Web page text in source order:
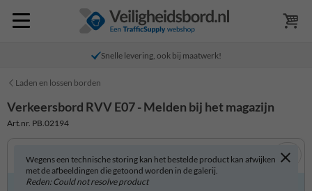
Snelle levering, ook bij maatwerk!
Laden en lossen borden
Verkeersbord RVV E07 - Melden bij het magazijn
Art.nr. PB.02194
Wegens een technische storing kan het bestelde product kan afwijken
met de afbeeldingen die getoond worden in de galerij.
Reden: Could not resolve product
Verkeersbord zelf aanpassen?